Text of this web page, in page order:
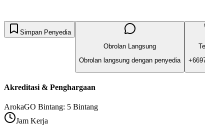
Simpan Penyedia
Obrolan Langsung
Obrolan langsung dengan penyedia
Akreditasi & Penghargaan
ArokaGO Bintang: 5 Bintang
Jam Kerja